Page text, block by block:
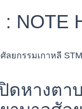
NOTE